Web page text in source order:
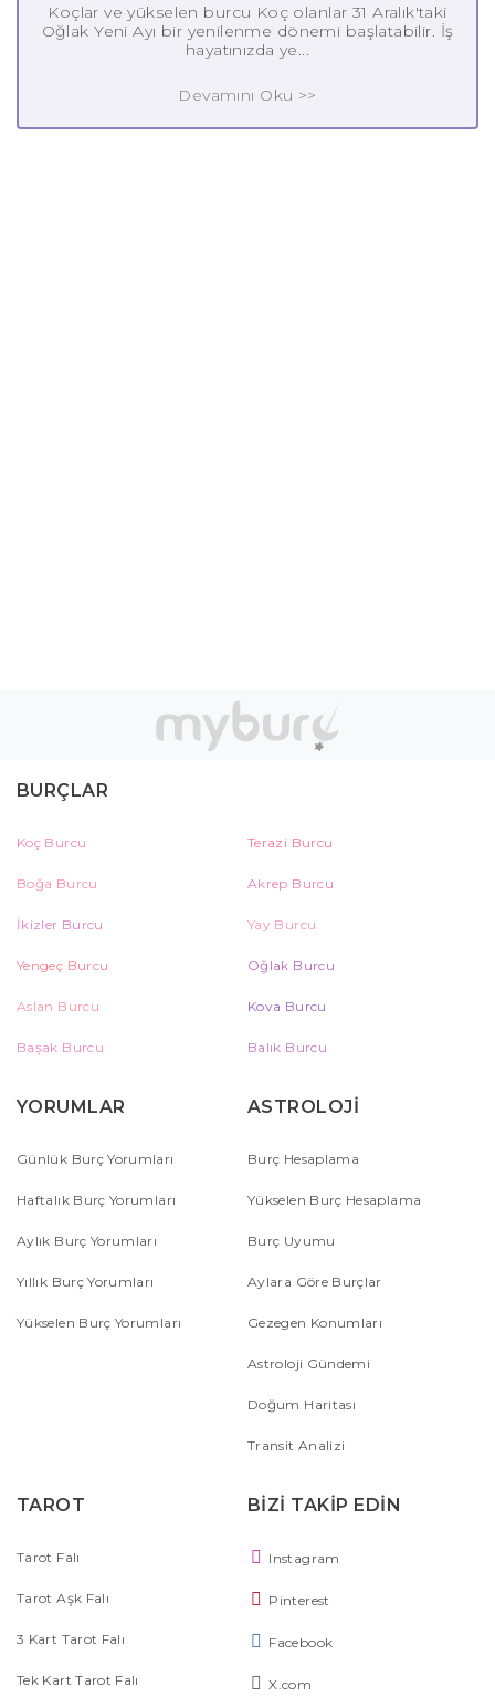
Koçlar ve yükselen burcu Koç olanlar 31 Aralık'taki
Oğlak Yeni Ayı bir yenilenme dönemi başlatabilir. İş
hayatınızda ye...
Devamını Oku >>
BURÇLAR
Koç Burcu Terazi Burcu
Boğa Burcu Akrep Burcu
İkizler Burcu Yay Burcu
Yengeç Burcu Oğlak Burcu
Aslan Burcu Kova Burcu
Başak Burcu Balık Burcu
YORUMLAR
Günlük Burç Yorumları
Haftalık Burç Yorumları
Aylık Burç Yorumları
Yıllık Burç Yorumları
Yükselen Burç Yorumları
ASTROLOJİ
Burç Hesaplama
Yükselen Burç Hesaplama
Burç Uyumu
Aylara Göre Burçlar
Gezegen Konumları
Astroloji Gündemi
Doğum Haritası
Transit Analizi
TAROT
Tarot Falı
Tarot Aşk Falı
3 Kart Tarot Falı
Tek Kart Tarot Falı
BİZİ TAKİP EDİN
Instagram
Pinterest
Facebook
X.com